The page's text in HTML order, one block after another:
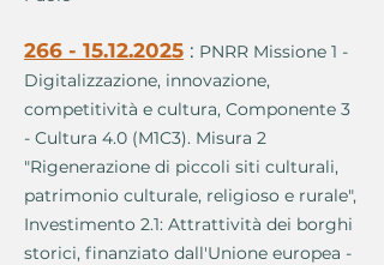
266 - 15.12.2025 : PNRR Missione 1 -
Digitalizzazione, innovazione,
competitività e cultura, Componente 3
- Cultura 4.0 (M1C3). Misura 2
"Rigenerazione di piccoli siti culturali,
patrimonio culturale, religioso e rurale",
Investimento 2.1: Attrattività dei borghi
storici, finanziato dall'Unione europea -